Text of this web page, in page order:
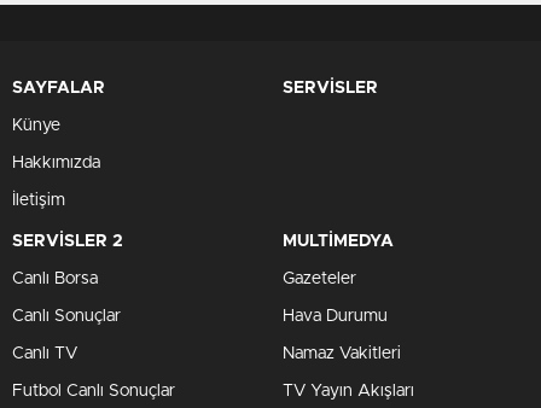
SAYFALAR
Künye
Hakkımızda
İletişim
SERVİSLER
SERVİSLER 2
Canlı Borsa
Canlı Sonuçlar
Canlı TV
Futbol Canlı Sonuçlar
MULTİMEDYA
Gazeteler
Hava Durumu
Namaz Vakitleri
TV Yayın Akışları